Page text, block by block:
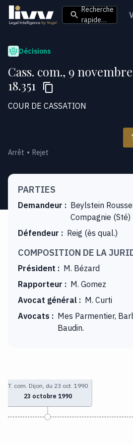
Recherche
rapide…
Décisions
Cass. com., 9 novembre
18.351
COUR DE CASSATION
Arrêt Rejet
PARTIES
Demandeur : Beylstein
Compagnie (Sté)
Défendeur : Reig (ès qual.)
COMPOSITION DE LA
Président : M. Bézard
Rapporteur : M. Gomez
Avocat général : M. Curti
Avocats : Mes Parmentier,
Baudin.
T. com. Dijon, du 23 oct. 1990
23 octobre 1990